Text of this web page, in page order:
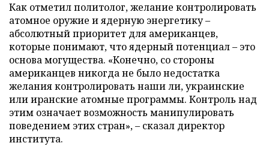
Как отметил политолог, желание контролировать
атомное оружие и ядерную энергетику –
абсолютный приоритет для американцев,
которые понимают, что ядерный потенциал – это
основа могущества. «Конечно, со стороны
американцев никогда не было недостатка
желания контролировать наши ли, украинские
или иранские атомные программы. Контроль над
этим означает возможность манипулировать
поведением этих стран», – сказал директор
института.